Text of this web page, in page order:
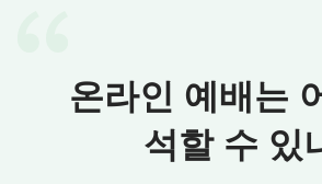
는 이미 했던 사역이 아니냐? 그
날 새로운 사역을 하면 안 된단 말
도 바뀌었다. 여호와의 사역은 예
온라인 예배는
석할 수 있